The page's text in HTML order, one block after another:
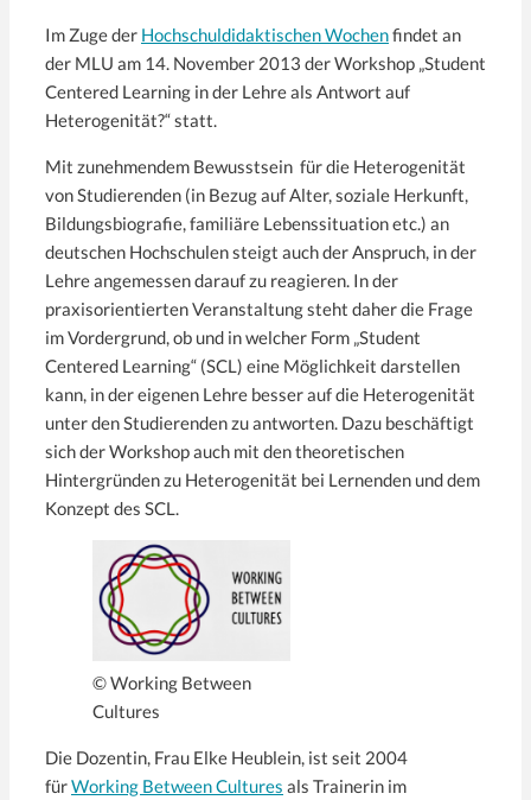
Im Zuge der Hochschuldidaktischen Wochenfindet an
der MLU am 14. November 2013 der Workshop „Student
Centered Learning in der Lehre als Antwort auf
Heterogenität?“ statt.
Mit zunehmendem Bewusstsein für die Heterogenität
von Studierenden (in Bezug auf Alter, soziale Herkunft,
Bildungsbiografie, familiäre Lebenssituation etc.) an
deutschen Hochschulen steigt auch der Anspruch, in der
Lehre angemessen darauf zu reagieren. In der
praxisorientierten Veranstaltung steht daher die Frage
im Vordergrund, ob und in welcher Form „Student
Centered Learning“ (SCL) eine Möglichkeit darstellen
kann, in der eigenen Lehre besser auf die Heterogenität
unter den Studierenden zu antworten. Dazu beschäftigt
sich der Workshop auch mit den theoretischen
Hintergründen zu Heterogenität bei Lernenden und dem
Konzept des SCL.
© Working Between
Cultures
Die Dozentin, Frau Elke Heublein, ist seit 2004
fürWorking Between Cultures als Trainerin im